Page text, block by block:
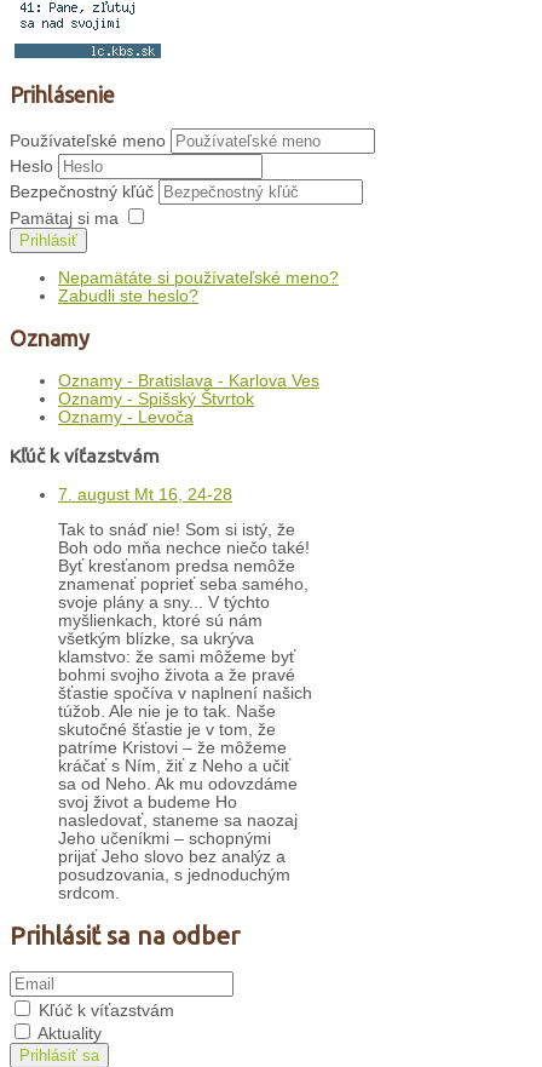
Prihlásenie
Používateľské meno
Heslo
Bezpečnostný kľúč
Pamätaj si ma
Prihlásiť
Nepamätáte si používateľské meno?
Zabudli ste heslo?
Oznamy
Oznamy - Bratislava - Karlova Ves
Oznamy - Spišský Štvrtok
Oznamy - Levoča
Kľúč k víťazstvám
7. august Mt 16, 24-28
Tak to snáď nie! Som si istý, že
Boh odo mňa nechce niečo také!
Byť kresťanom predsa nemôže
znamenať poprieť seba samého,
svoje plány a sny... V týchto
myšlienkach, ktoré sú nám
všetkým blízke, sa ukrýva
klamstvo: že sami môžeme byť
bohmi svojho života a že pravé
šťastie spočíva v naplnení našich
túžob. Ale nie je to tak. Naše
skutočné šťastie je v tom, že
patríme Kristovi – že môžeme
kráčať s Ním, žiť z Neho a učiť
sa od Neho. Ak mu odovzdáme
svoj život a budeme Ho
nasledovať, staneme sa naozaj
Jeho učeníkmi – schopnými
prijať Jeho slovo bez analýz a
posudzovania, s jednoduchým
srdcom.
Prihlásiť sa na odber
Kľúč k víťazstvám
Aktuality
Prihlásiť sa